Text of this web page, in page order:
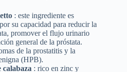
: este ingrediente es
su capacidad para reducir la
promover el flujo urinario
general de la próstata.
de la prostatitis y la
(HPB).
calabaza : rico en zinc y